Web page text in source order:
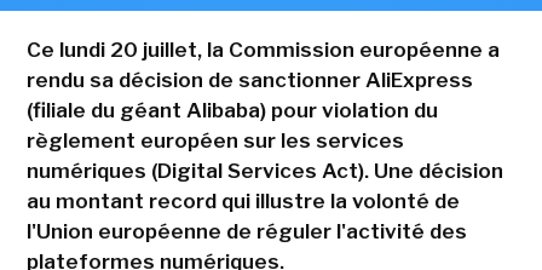
Ce lundi 20 juillet, la Commission européenne a
rendu sa décision de sanctionner AliExpress
(filiale du géant Alibaba) pour violation du
règlement européen sur les services
numériques (Digital Services Act). Une décision
au montant record qui illustre la volonté de
l'Union européenne de réguler l'activité des
plateformes numériques.